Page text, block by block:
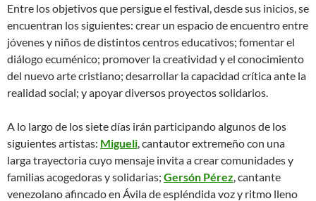
Entre los objetivos que persigue el festival, desde sus inicios, se
encuentran los siguientes: crear un espacio de encuentro entre
jóvenes y niños de distintos centros educativos; fomentar el
diálogo ecuménico; promover la creatividad y el conocimiento
del nuevo arte cristiano; desarrollar la capacidad crítica ante la
realidad social; y apoyar diversos proyectos solidarios.
A lo largo de los siete días irán participando algunos de los
siguientes artistas: Migueli , cantautor extremeño con una
larga trayectoria cuyo mensaje invita a crear comunidades y
familias acogedoras y solidarias; Gersón Pérez , cantante
venezolano afincado en Ávila de espléndida voz y ritmo lleno